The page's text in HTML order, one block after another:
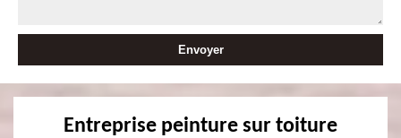
Entreprise peinture sur toiture